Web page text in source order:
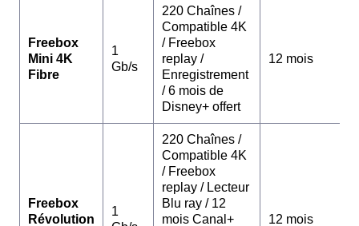
Freebox
Mini 4K
Fibre
1
Gb/s
220 Chaînes /
Compatible 4K
/ Freebox
replay /
Enregistrement
/ 6 mois de
Disney+ offert
12 mois
Freebox
Révolution
1
220 Chaînes /
Compatible 4K
/ Freebox
replay / Lecteur
Blu ray / 12
mois Canal+
12 mois